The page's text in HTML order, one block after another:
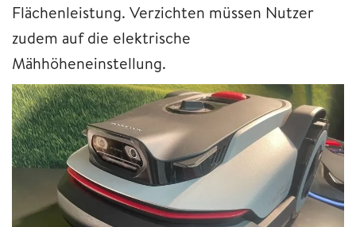
Flächenleistung. Verzichten müssen Nutzer
zudem auf die elektrische
Mähhöheneinstellung.